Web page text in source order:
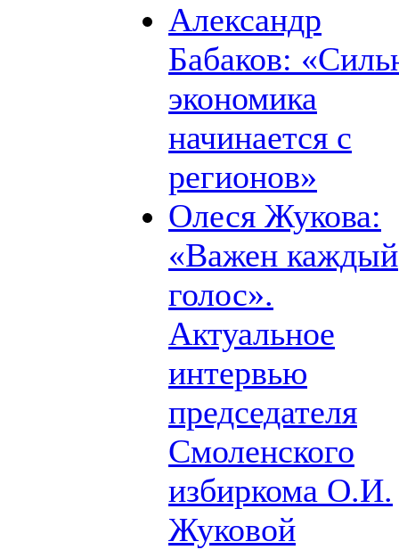
Александр
Бабаков:
экономика
начинается с
регионов»
Олеся Жукова:
«Важен каждый
голос».
Актуальное
интервью
председателя
Смоленского
избиркома О.И.
Жуковой